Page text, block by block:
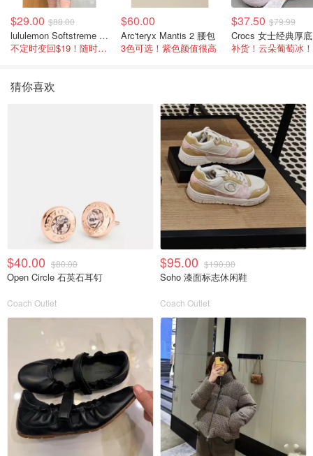
$29.00 $88.00
lululemon Softstreme 女士高腰短裤 10cm
不定时变回$19！随时点进来看
$60.00
Arc'teryx Mantis 2 腰包
3色可选！紫色颜值很高
$37.50 $79.99
补货！云朵葡萄冰！
猜你喜欢
$40.00 $80.00
Open Circle 石英石耳钉
Coach Outlet
$95.00 $190.00
Soho 漆面标志休闲鞋
Coach Outlet